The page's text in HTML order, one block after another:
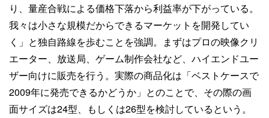
り、量産合戦による価格下落から利益率が下がっている。
我々は小さな規模だからできるマーケットを開発してい
く」と独自路線を歩むことを強調。まずはプロの映像クリ
エーター、放送局、ゲーム制作会社など、ハイエンドユー
ザー向けに販売を行う。実際の商品化は「ベストケースで
2009年に発売できるかどうか」とのことで、その際の画
面サイズは24型、もしくは26型を検討しているという。